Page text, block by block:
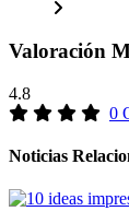
Valoración
4.8
0
Noticias